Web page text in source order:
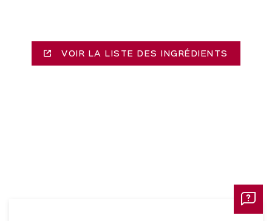
VOIR LA LISTE DES INGRÉDIENTS